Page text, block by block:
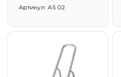
Артикул: AS 02